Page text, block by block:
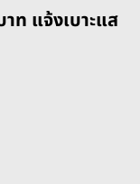
ท แจ้งเบาะแส